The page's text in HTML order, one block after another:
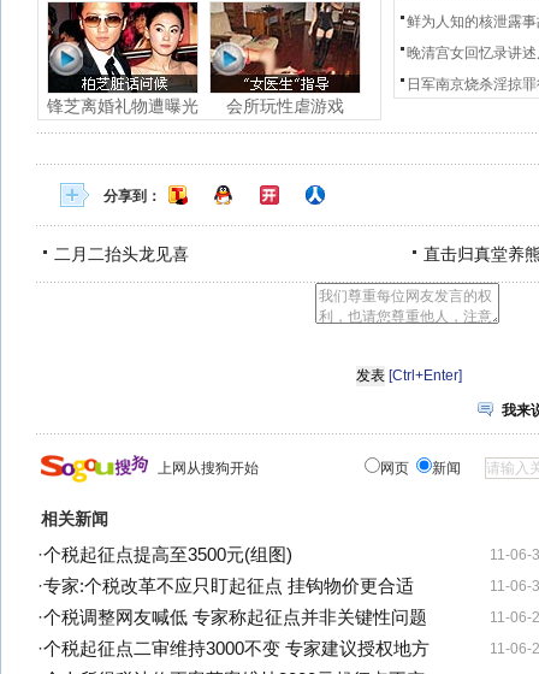
锋芝离婚礼物遭曝光 会所玩性虐游戏
鲜为人知的核泄露事
晚清宫女回忆录讲
日军南京烧杀淫掠
分享到：
二月二抬头龙见喜 直击归真堂养
[Ctrl+Enter]
我来
上网从搜狗开始 网页 新闻
相关新闻
11-06-
·个税起征点提高至3500元(组图)
11-06-
·专家:个税改革不应只盯起征点 挂钩物价更合适
11-06-
·个税调整网友喊低 专家称起征点并非关键性问题
11-06-
·个税起征点二审维持3000不变 专家建议授权地方